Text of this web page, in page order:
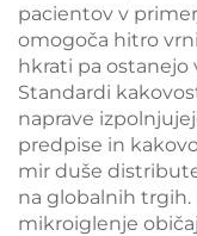
pacientov v
omogoča hitro
hkrati pa ostanejo
Standardi
naprave
predpise in
mir duše
na globalnih trgih.
mikroiglenje